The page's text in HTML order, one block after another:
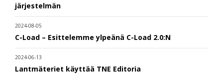
järjestelmän
2024-08-05
C-Load – Esittelemme ylpeänä C-Load 2.0:N
2024-06-13
Lantmäteriet käyttää TNE Editoria